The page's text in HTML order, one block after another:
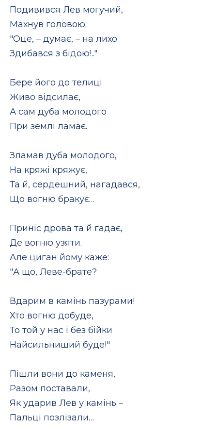
Подивився Лев могучий,
Махнув головою:
"Оце, – думає, – на лихо
Здибався з бідою!.."
Бере його до телиці
Живо відсилає,
А сам дуба молодого
При землі ламає.
Зламав дуба молодого,
На кряжі кряжує,
Та й, сердешний, нагадався,
Що вогню бракує…
Приніс дрова та й гадає,
Де вогню узяти.
Але циган йому каже:
"А що, Леве-брате?
Вдарим в камінь пазурами!
Хто вогню добуде,
То той у нас і без бійки
Найсильниший буде!"
Пішли вони до каменя,
Разом поставали,
Як ударив Лев у камінь –
Пальці позлізали…